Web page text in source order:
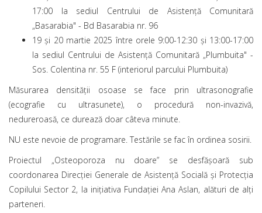
17:00 la sediul Centrului de Asistență Comunitară
„Basarabia" - Bd Basarabia nr. 96
19 și 20 martie 2025 între orele 9:00-12:30 și 13:00-17:00
la sediul Centrului de Asistență Comunitară „Plumbuita" -
Sos. Colentina nr. 55 F (interiorul parcului Plumbuita)
Măsurarea densității osoase se face prin ultrasonografie
(ecografie cu ultrasunete), o procedură non-invazivă,
nedureroasă, ce durează doar câteva minute.
NU este nevoie de programare. Testările se fac în ordinea sosirii.
Proiectul „Osteoporoza nu doare” se desfășoară sub
coordonarea Direcției Generale de Asistență Socială și Protecția
Copilului Sector 2, la inițiativa Fundației Ana Aslan, alături de alţi
parteneri.